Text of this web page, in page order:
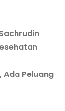
Ada Peluang